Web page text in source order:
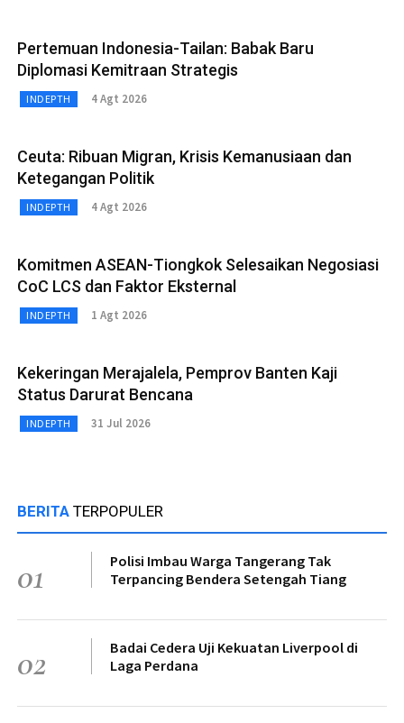
Pertemuan Indonesia-Tailan: Babak Baru
Diplomasi Kemitraan Strategis
INDEPTH 4 Agt 2026
Ceuta: Ribuan Migran, Krisis Kemanusiaan dan
Ketegangan Politik
INDEPTH 4 Agt 2026
Komitmen ASEAN-Tiongkok Selesaikan Negosiasi
CoC LCS dan Faktor Eksternal
INDEPTH 1 Agt 2026
Kekeringan Merajalela, Pemprov Banten Kaji
Status Darurat Bencana
INDEPTH 31 Jul 2026
BERITA TERPOPULER
01
Polisi Imbau Warga Tangerang Tak
Terpancing Bendera Setengah Tiang
02
Badai Cedera Uji Kekuatan Liverpool di
Laga Perdana